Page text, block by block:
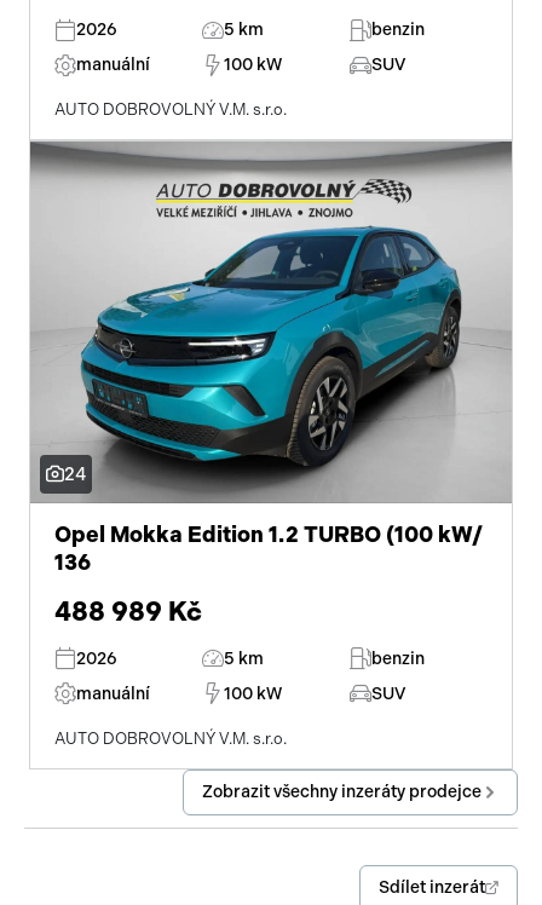
2026 5 km
benzin
manuální
100 kW SUV
AUTO DOBROVOLNÝ V.M. s.r.o.
24
Opel Mokka Edition 1.2 TURBO (100 kW/
136
488 989 Kč
2026 5 km
benzin
manuální
100 kW SUV
AUTO DOBROVOLNÝ V.M. s.r.o.
Zobrazit všechny inzeráty prodejce
Sdílet inzerát